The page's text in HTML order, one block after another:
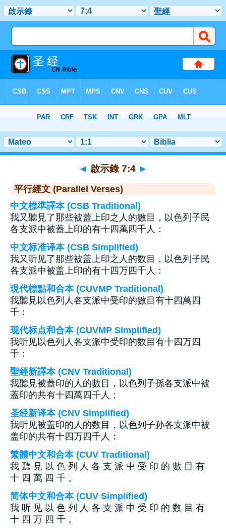
> 聖經金句 4
◄ 啟示錄 7:4 ►
平行經文 (Parallel Verses)
中文標準譯本 (CSB Traditional)
我又聽見了那些被蓋上印之人的數目，以色列子民
各支派中被蓋上印的有十四萬四千人：
中文标准译本 (CSB Simplified)
我又听见了那些被盖上印之人的数目，以色列子民
各支派中被盖上印的有十四万四千人：
現代標點和合本 (CUVMP Traditional)
我聽見以色列人各支派中受印的數目有十四萬四
千：
现代标点和合本 (CUVMP Simplified)
我听见以色列人各支派中受印的数目有十四万四
千：
聖經新譯本 (CNV Traditional)
我聽見被蓋印的人的數目，以色列子孫各支派中被
蓋印的共有十四萬四千人：
圣经新译本 (CNV Simplified)
我听见被盖印的人的数目，以色列子孙各支派中被
盖印的共有十四万四千人：
繁體中文和合本 (CUV Traditional)
我 聽 見 以 色 列 人 各 支 派 中 受 印 的 數 目 有
十 四 萬 四 千 。
简体中文和合本 (CUV Simplified)
我 听 见 以 色 列 人 各 支 派 中 受 印 的 数 目 有
十 四 万 四 千 。